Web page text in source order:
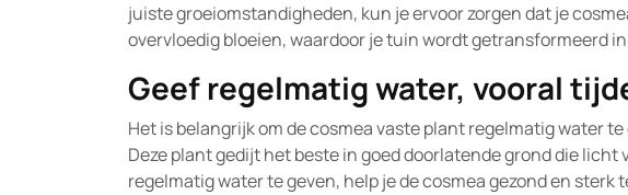
juiste groeiomstandigheden, kun je ervoor zorgen dat je
overvloedig bloeien, waardoor je tuin wordt getransformeerd
Geef regelmatig water, vooral
Het is belangrijk om de cosmea vaste plant regelmatig water
Deze plant gedijt het beste in goed doorlatende grond die
regelmatig water te geven, help je de cosmea gezond en sterk